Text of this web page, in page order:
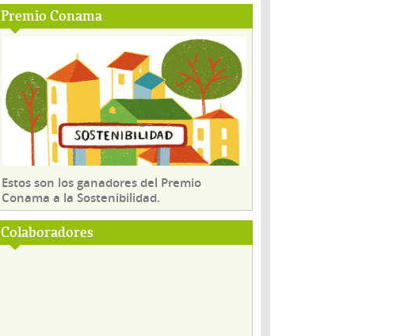
Premio Conama
Estos son los ganadores del Premio
Conama a la Sostenibilidad.
Colaboradores